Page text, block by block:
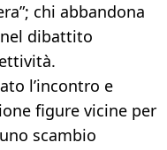
chi abbandona
dibattito
l’incontro e
figure vicine per
scambio